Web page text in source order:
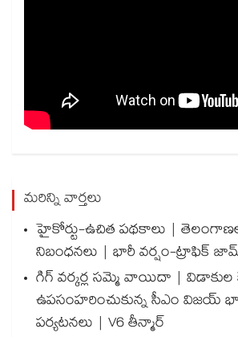
మరిన్ని వార్తలు
హైకోర్టు-ఉచిత పథకాలు |
నిబంధనలు | భారీ వర్షం-ట్రాఫిక్
గిగ్ వర్కర్ల సమ్మె వాయిదా | విడాకుల
ఉపసంహరించుకున్న సీఎం విజయ్
పర్యటనలు | V6 తీన్మార్